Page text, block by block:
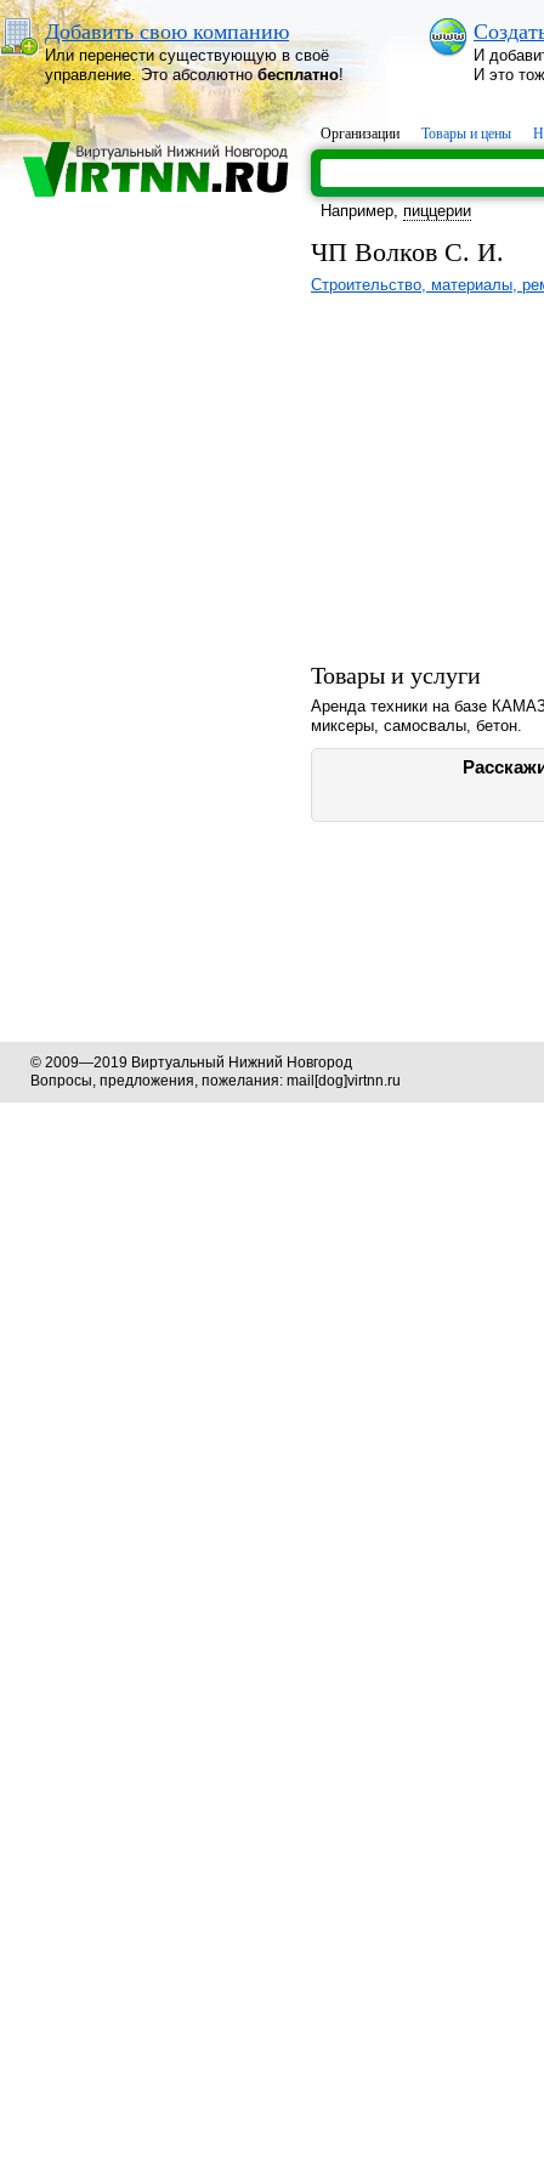
Добавить свою компанию
Или перенести существующую в своё
управление. Это абсолютнобесплатно!
И
И это
Организации Товары и цены
Например, пиццерии
ЧП Волков С. И.
Строительство, материалы,
Товары и услуги
Аренда техники на базе
миксеры, самосвалы, бетон.
© 2009—2019 Виртуальный Нижний Новгород
Вопросы, предложения, пожелания: mail[dog]virtnn.ru